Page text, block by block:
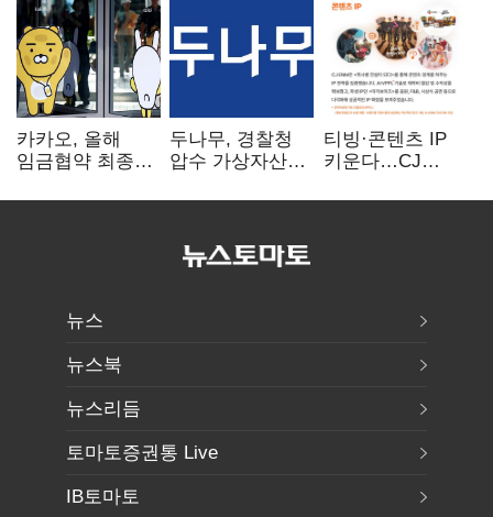
카카오, 올해
임금협약 최종
인상·격려금
두나무, 경찰청
압수 가상자산
커스터디 사업
티빙·콘텐츠 IP
키운다…CJ
글로벌 확장 가속
뉴스
뉴스북
뉴스리듬
토마토증권통 Live
IB토마토